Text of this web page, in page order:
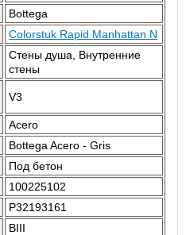
Bottega
Colorstuk Rapid Manhattan N
Стены душа, Внутренние
стены
V3
Acero
Bottega Acero - Gris
Под бетон
100225102
P32193161
BIII